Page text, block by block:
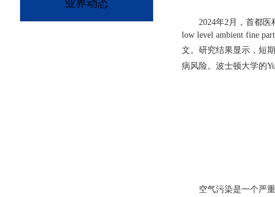
业界动态
2024年2 月，首都医
low level ambient fine
文。研究结果显示，短
病风险。 波士顿大学的
空气污染是一个严